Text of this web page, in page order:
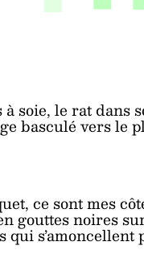
soie, le rat dans
basculé vers le
ce sont mes
gouttes noires
s’amoncellent